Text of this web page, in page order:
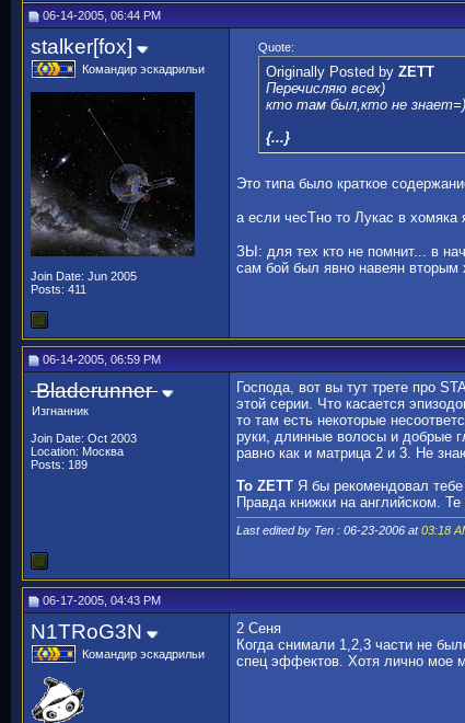
06-14-2005, 06:44 PM
stalker[fox]
Командир эскадрильи
Join Date: Jun 2005
Posts: 411
Quote:
Originally Posted by ZETT
Перечисляю всех)
кто там был,кто не знает=)
{...}
Это типа было краткое
а если чесТно то Лукас в
ЗЫ: для тех кто не помнит... в
сам бой был явно навеян вторым
06-14-2005, 06:59 PM
Bladerunner
Изгнанник
Join Date: Oct 2003
Location: Москва
Posts: 189
Господа, вот вы тут трете про
этой серии. Что касается
то там есть некоторые
руки, длинные волосы и добрые
равно как и матрица 2 и 3. Не
To ZETT Я бы рекомендовал
Правда книжки на английском.
Last edited by Ten : 06-23-2006 at03:18
06-17-2005, 04:43 PM
N1TRoG3N
Командир эскадрильи
2 Сеня
Когда снимали 1,2,3 части не
спец эффектов. Хотя лично мое